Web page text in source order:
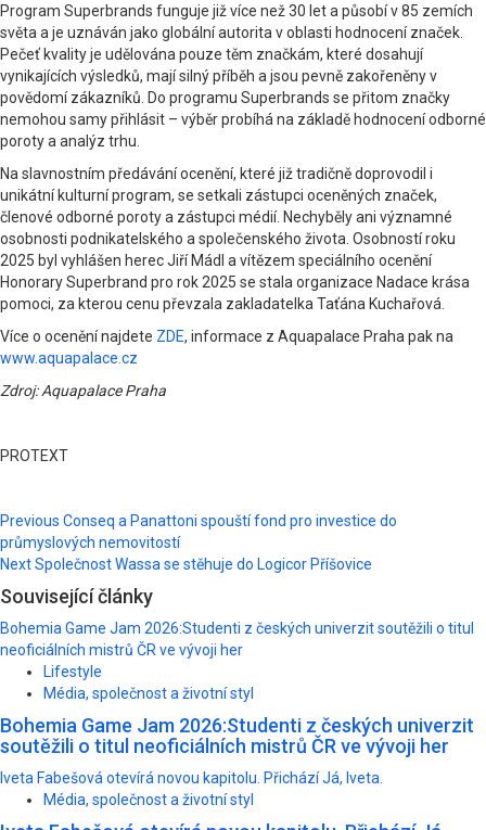
Program Superbrands funguje již více než 30 let a působí v 85 zemích
světa a je uznáván jako globální autorita v oblasti hodnocení značek.
Pečeť kvality je udělována pouze těm značkám, které dosahují
vynikajících výsledků, mají silný příběh a jsou pevně zakořeněny v
povědomí zákazníků. Do programu Superbrands se přitom značky
nemohou samy přihlásit – výběr probíhá na základě hodnocení odborné
poroty a analýz trhu.
Na slavnostním předávání ocenění, které již tradičně doprovodil i
unikátní kulturní program, se setkali zástupci oceněných značek,
členové odborné poroty a zástupci médií. Nechyběly ani významné
osobnosti podnikatelského a společenského života. Osobností roku
2025 byl vyhlášen herec Jiří Mádl a vítězem speciálního ocenění
Honorary Superbrand pro rok 2025 se stala organizace Nadace krása
pomoci, za kterou cenu převzala zakladatelka Taťána Kuchařová.
Více o ocenění najdete ZDE, informace z Aquapalace Praha pak na
www.aquapalace.cz
Zdroj: Aquapalace Praha
PROTEXT
Post
navigation
Previous Conseq a Panattoni spouští fond pro investice do
průmyslových nemovitostí
NextSpolečnost Wassa se stěhuje do Logicor Příšovice
Související články
Bohemia Game Jam 2026:Studenti z českých univerzit soutěžili o titul
neoficiálních mistrů ČR ve vývoji her
Lifestyle
Média, společnost a životní styl
Bohemia Game Jam 2026:Studenti z českých univerzit
soutěžili o titul neoficiálních mistrů ČR ve vývoji her
Iveta Fabešová otevírá novou kapitolu. Přichází Já, Iveta.
Média, společnost a životní styl